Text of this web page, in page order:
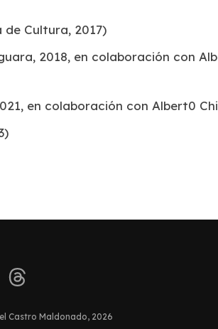
Cultura, 2017)
2018, en colaboración con
en colaboración con Albert0
Castro Maldonado, 2026